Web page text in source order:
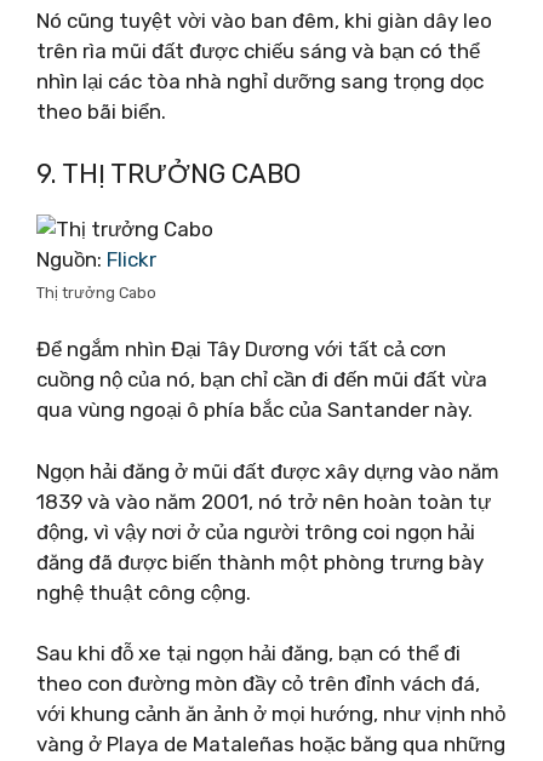
Nó cũng tuyệt vời vào ban đêm, khi giàn dây leo
trên rìa mũi đất được chiếu sáng và bạn có thể
nhìn lại các tòa nhà nghỉ dưỡng sang trọng dọc
theo bãi biển.
9. THỊ TRƯỞNG CABO
Nguồn: Flickr
Thị trưởng Cabo
Để ngắm nhìn Đại Tây Dương với tất cả cơn
cuồng nộ của nó, bạn chỉ cần đi đến mũi đất vừa
qua vùng ngoại ô phía bắc của Santander này.
Ngọn hải đăng ở mũi đất được xây dựng vào năm
1839 và vào năm 2001, nó trở nên hoàn toàn tự
động, vì vậy nơi ở của người trông coi ngọn hải
đăng đã được biến thành một phòng trưng bày
nghệ thuật công cộng.
Sau khi đỗ xe tại ngọn hải đăng, bạn có thể đi
theo con đường mòn đầy cỏ trên đỉnh vách đá,
với khung cảnh ăn ảnh ở mọi hướng, như vịnh nhỏ
vàng ở Playa de Mataleñas hoặc băng qua những